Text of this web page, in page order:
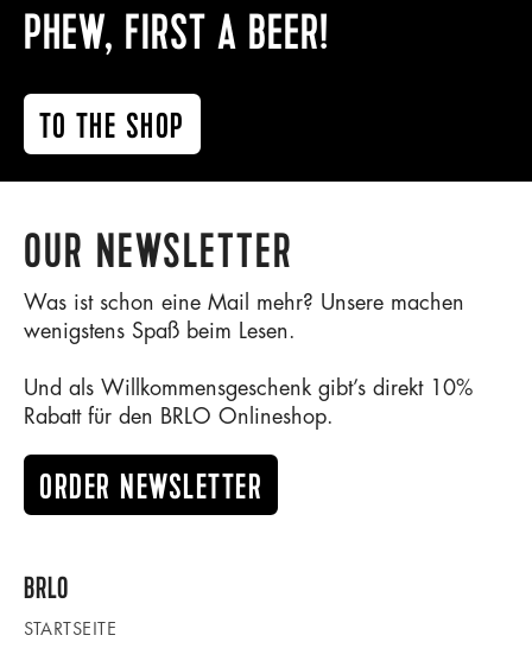
PHEW, FIRST A BEER!
TO THE SHOP
OUR NEWSLETTER
Was ist schon eine Mail mehr? Unsere machen
wenigstens Spaß beim Lesen.
Und als Willkommensgeschenk gibt’s direkt 10%
Rabatt für den BRLO Onlineshop.
ORDER NEWSLETTER
BRLO
STARTSEITE